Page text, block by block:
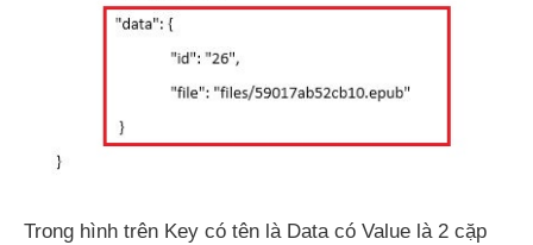
Trong hình trên Key có tên là Data có Value là 2 cặp